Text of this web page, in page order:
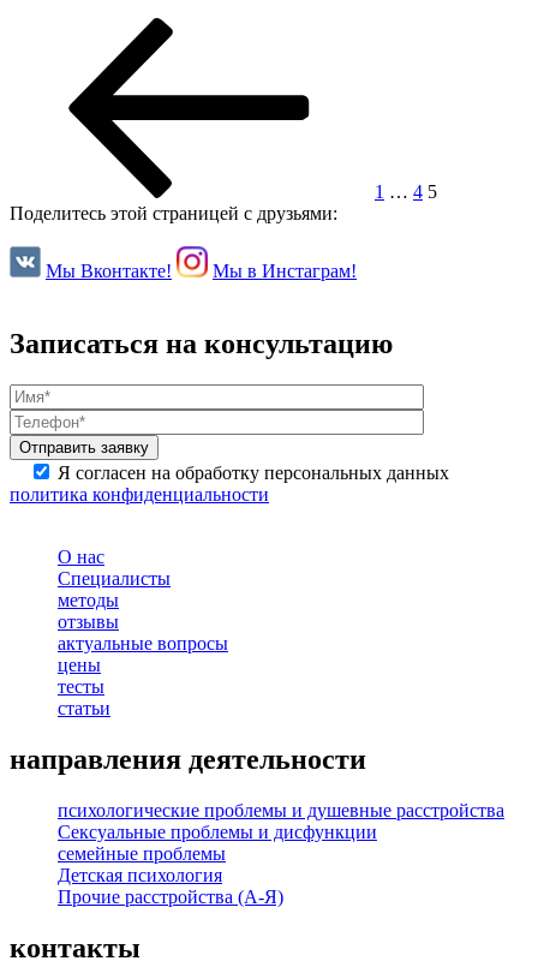
Навигация
записям
1 … 4 5
Поделитесь этой страницей с друзьями:
Мы Вконтакте! Мы в Инстаграм!
Записаться на консультацию
Я согласен на обработку персональных данных
политика конфиденциальности
О нас
Специалисты
методы
отзывы
актуальные вопросы
цены
тесты
статьи
направления деятельности
психологические проблемы и душевные расстройства
Сексуальные проблемы и дисфункции
семейные проблемы
Детская психология
Прочие расстройства (А-Я)
контакты